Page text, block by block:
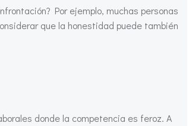
Por ejemplo, muchas personas
que la honestidad puede también
donde la competencia es feroz. A